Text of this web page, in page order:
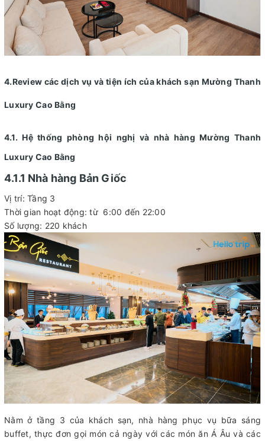
4.Review các dịch vụ và tiện ích của khách sạn Mường Thanh
Luxury Cao Bằng
4.1. Hệ thống phòng hội nghị và nhà hàng Mường Thanh
Luxury Cao Bằng
4.1.1 Nhà hàng Bản Giốc
Vị trí: Tầng 3
Thời gian hoạt động: từ 6:00 đến 22:00
Số lượng: 220 khách
Nằm ở tầng 3 của khách sạn, nhà hàng phục vụ bữa sáng
buffet, thực đơn gọi món cả ngày với các món ăn Á Âu và các